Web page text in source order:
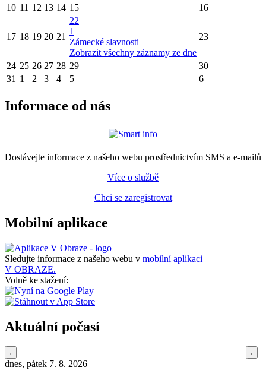
10 11 12 13 14 15 16
17 18 19 20 21
22
1
Zámecké slavnosti
Zobrazit všechny záznamy ze dne
23
24 25 26 27 28 29
30
31 1 2 3 4 5 6
Informace od nás
Dostávejte informace z našeho webu prostřednictvím SMS a e-mailů
Více o službě
Chci se zaregistrovat
Mobilní aplikace
Sledujte informace z našeho webu v mobilní aplikaci –
V OBRAZE.
Volně ke stažení:
Aktuální počasí
dnes, pátek 7. 8. 2026